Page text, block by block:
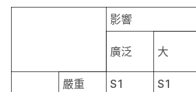
影響
廣泛 大
嚴重 S1 S1